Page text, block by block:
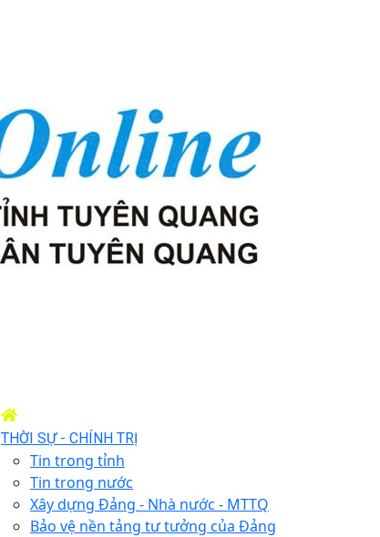
THỜI SỰ - CHÍNH TRỊ
Tin trong tỉnh
Tin trong nước
Xây dựng Đảng - Nhà nước - MTTQ
Bảo vệ nền tảng tư tưởng của Đảng